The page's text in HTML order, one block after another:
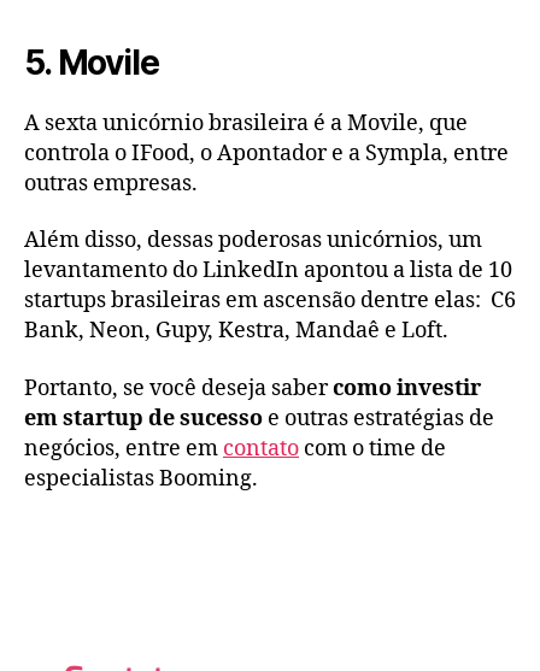
5. Movile
A sexta unicórnio brasileira é a Movile, que
controla o IFood, o Apontador e a Sympla, entre
outras empresas.
Além disso, dessas poderosas unicórnios, um
levantamento do LinkedIn apontou a lista de 10
startups brasileiras em ascensão dentre elas: C6
Bank, Neon, Gupy, Kestra, Mandaê e Loft.
Portanto, se você deseja sabercomo investir
em startup de sucesso e outras estratégias de
negócios, entre em contato com o time de
especialistas Booming.